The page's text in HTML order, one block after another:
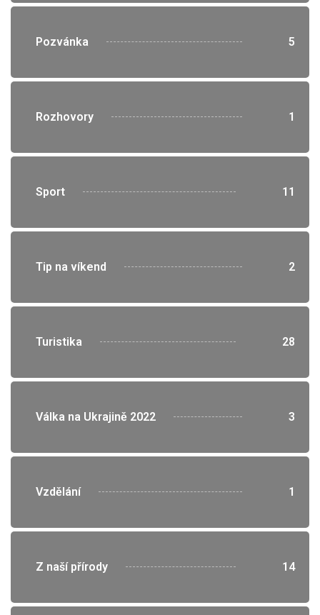
Pozvánka 5
Rozhovory 1
Sport 11
Tip na víkend 2
Turistika 28
Válka na Ukrajině 2022 3
Vzdělání 1
Z naší přírody 14